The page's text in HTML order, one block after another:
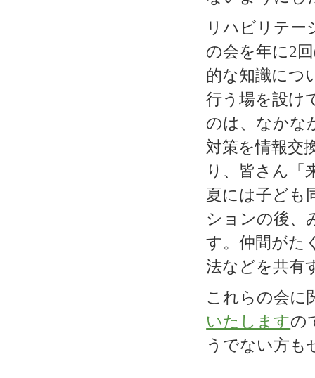
リハビリテー
の会を年に2
的な知識につ
行う場を設け
のは、なかな
対策を情報交
り、皆さん「
夏には子ども
ションの後、
す。仲間がた
法などを共有
これらの会に
いたしますの
うでない方も